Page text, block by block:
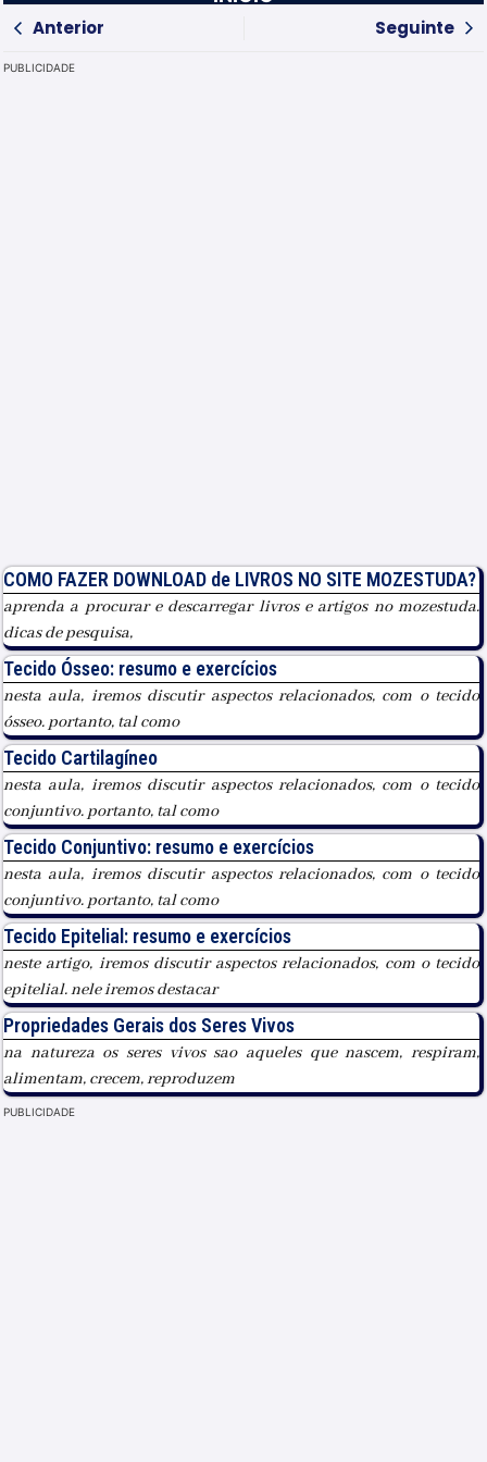
Anterior
Seguinte
PUBLICIDADE
COMO FAZER DOWNLOAD de LIVROS NO SITE MOZESTUDA?
aprenda a procurar e descarregar livros e artigos no mozestuda.
dicas de pesquisa,
Tecido Ósseo: resumo e exercícios
nesta aula, iremos discutir aspectos relacionados, com o tecido
ósseo. portanto, tal como
Tecido Cartilagíneo
nesta aula, iremos discutir aspectos relacionados, com o tecido
conjuntivo. portanto, tal como
Tecido Conjuntivo: resumo e exercícios
nesta aula, iremos discutir aspectos relacionados, com o tecido
conjuntivo. portanto, tal como
Tecido Epitelial: resumo e exercícios
neste artigo, iremos discutir aspectos relacionados, com o tecido
epitelial. nele iremos destacar
Propriedades Gerais dos Seres Vivos
na natureza os seres vivos sao aqueles que nascem, respiram,
alimentam, crecem, reproduzem
PUBLICIDADE